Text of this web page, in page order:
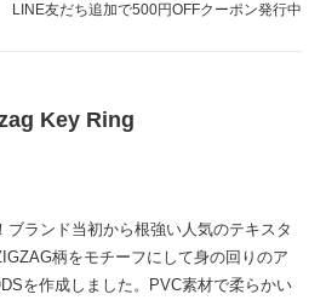
LINE友だち追加で500円OFFクーポン発行中
Key Ring
ランド当初から根強い人気のテキスタ
柄をモチーフにして身の回りのア
を作成しました。PVC素材で柔らかい